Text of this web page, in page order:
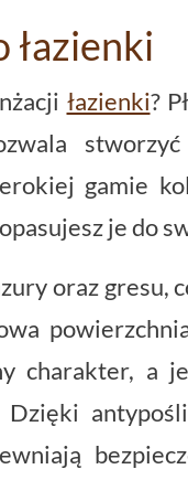
łazienki
łazienki?
gamie
je do
oraz gresu,
charakter, a